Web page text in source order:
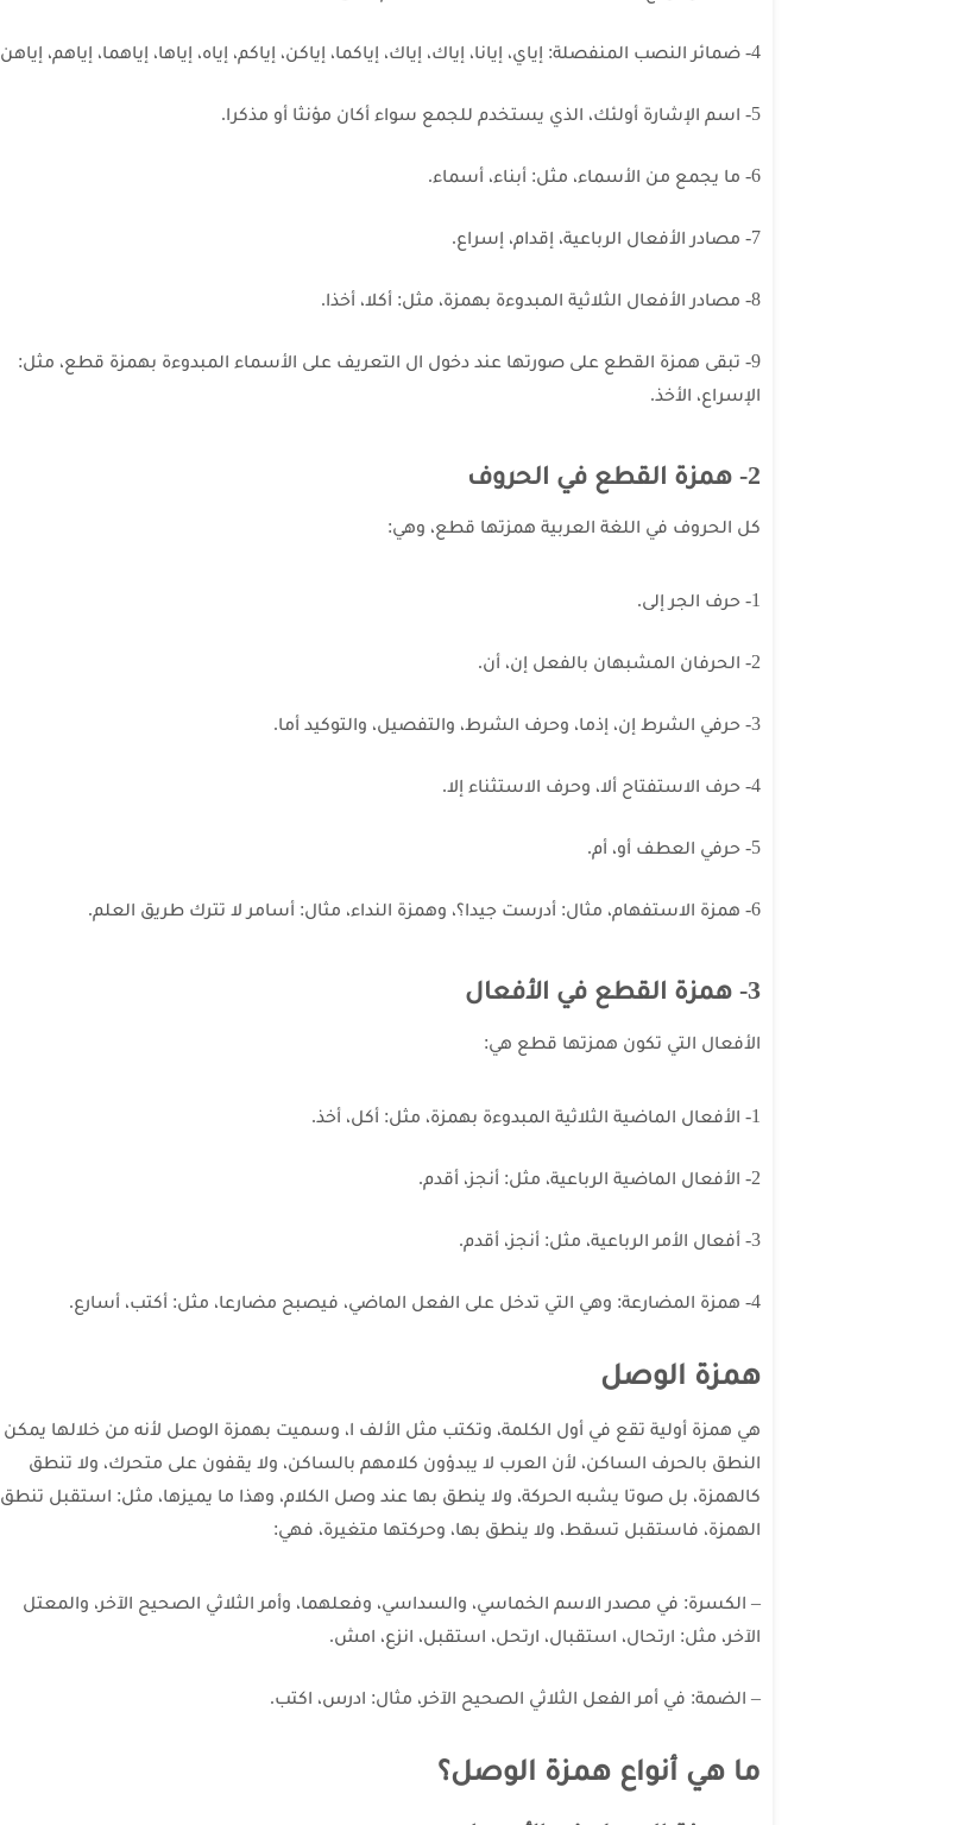
4- ضمائر النصب المنفصلة: إياي، إيانا، إياك، إياك، إياكما، إياكن، إياكم، إياه، إياها، إياهما، إياهم، إياهن.
5- اسم الإشارة أولئك، الذي يستخدم للجمع سواء أكان مؤنثا أو مذكرا.
6- ما يجمع من الأسماء، مثل: أبناء، أسماء.
7- مصادر الأفعال الرباعية، إقدام، إسراع.
8- مصادر الأفعال الثلاثية المبدوءة بهمزة، مثل: أكلا، أخذا.
9- تبقى همزة القطع على صورتها عند دخول ال التعريف على الأسماء المبدوءة بهمزة قطع، مثل:
الإسراع، الأخذ.
2- همزة القطع في الحروف
كل الحروف في اللغة العربية همزتها قطع، وهي:
1- حرف الجر إلى.
2- الحرفان المشبهان بالفعل إن، أن.
3- حرفي الشرط إن، إذما، وحرف الشرط، والتفصيل، والتوكيد أما.
4- حرف الاستفتاح ألا، وحرف الاستثناء إلا.
5- حرفي العطف أو، أم.
6- همزة الاستفهام، مثال: أدرست جيدا؟، وهمزة النداء، مثال: أسامر لا تترك طريق العلم.
3- همزة القطع في الأفعال
الأفعال التي تكون همزتها قطع هي:
1- الأفعال الماضية الثلاثية المبدوءة بهمزة، مثل: أكل، أخذ.
2- الأفعال الماضية الرباعية، مثل: أنجز، أقدم.
3- أفعال الأمر الرباعية، مثل: أنجز، أقدم.
4- همزة المضارعة: وهي التي تدخل على الفعل الماضي، فيصبح مضارعا، مثل: أكتب، أسارع.
همزة الوصل
هي همزة أولية تقع في أول الكلمة، وتكتب مثل الألف ا، وسميت بهمزة الوصل لأنه من خلالها يمكن
النطق بالحرف الساكن، لأن العرب لا يبدؤون كلامهم بالساكن، ولا يقفون على متحرك، ولا تنطق
كالهمزة، بل صوتا يشبه الحركة، ولا ينطق بها عند وصل الكلام، وهذا ما يميزها، مثل: استقبل تنطق
الهمزة، فاستقبل تسقط، ولا ينطق بها، وحركتها متغيرة، فهي:
– الكسرة: في مصدر الاسم الخماسي، والسداسي، وفعلهما، وأمر الثلاثي الصحيح الآخر، والمعتل
الآخر، مثل: ارتحال، استقبال، ارتحل، استقبل، انزع، امش.
– الضمة: في أمر الفعل الثلاثي الصحيح الآخر، مثال: ادرس، اكتب.
ما هي أنواع همزة الوصل؟